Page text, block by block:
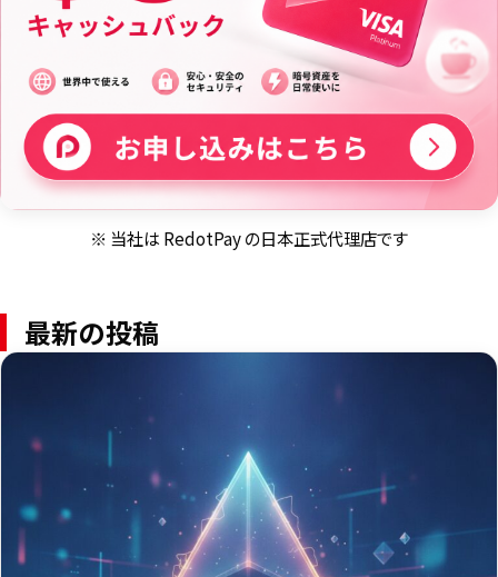
※ 当社は RedotPay の日本正式代理店です
最新の投稿